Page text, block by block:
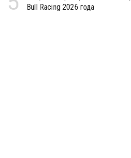
Bull Racing 2026 года